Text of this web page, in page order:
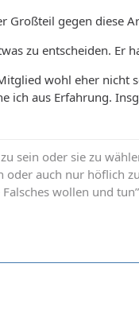
gegen diese
zu entscheiden. Er
wohl eher nicht
ich aus Erfahrung.
sein oder sie zu
auch nur höflich
wollen und tun”